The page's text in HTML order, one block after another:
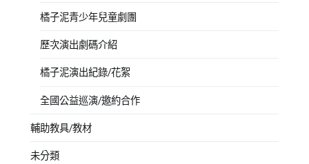
橘子泥青少年兒童劇團
歷次演出劇碼介紹
橘子泥演出紀錄/花絮
全國公益巡演/邀約合作
輔助教具/教材
未分類